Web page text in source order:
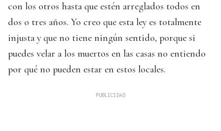
con los otros hasta que estén arreglados todos en
dos o tres años. Yo creo que esta ley es totalmente
injusta y que no tiene ningún sentido, porque si
puedes velar a los muertos en las casas no entiendo
por qué no pueden estar en estos locales.